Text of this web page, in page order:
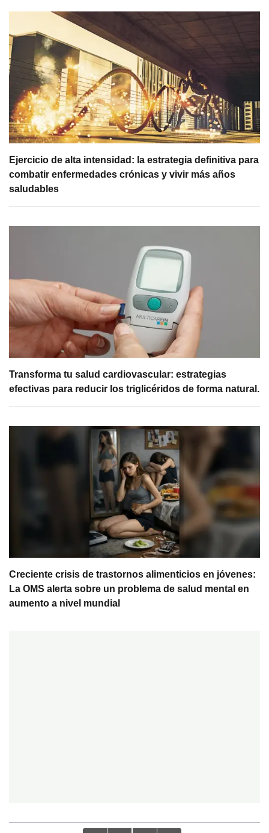
Ejercicio de alta intensidad: la estrategia definitiva para
combatir enfermedades crónicas y vivir más años
saludables
Transforma tu salud cardiovascular: estrategias
efectivas para reducir los triglicéridos de forma natural.
Creciente crisis de trastornos alimenticios en jóvenes:
La OMS alerta sobre un problema de salud mental en
aumento a nivel mundial